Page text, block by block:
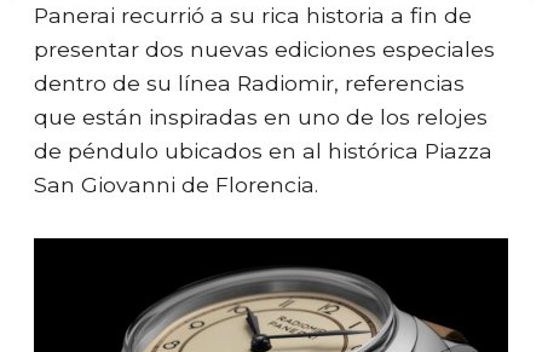
Panerai recurrió a su rica historia a fin de
presentar dos nuevas ediciones especiales
dentro de su línea Radiomir, referencias
que están inspiradas en uno de los relojes
de péndulo ubicados en al histórica Piazza
San Giovanni de Florencia.